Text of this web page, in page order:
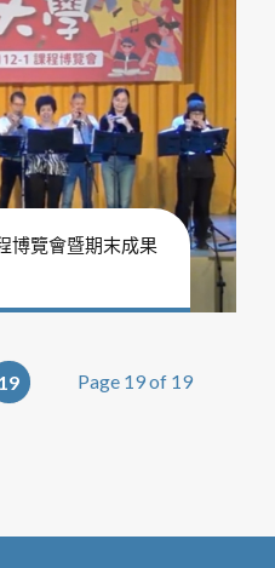
博覽會暨期末成果
Page 19 of 19
19